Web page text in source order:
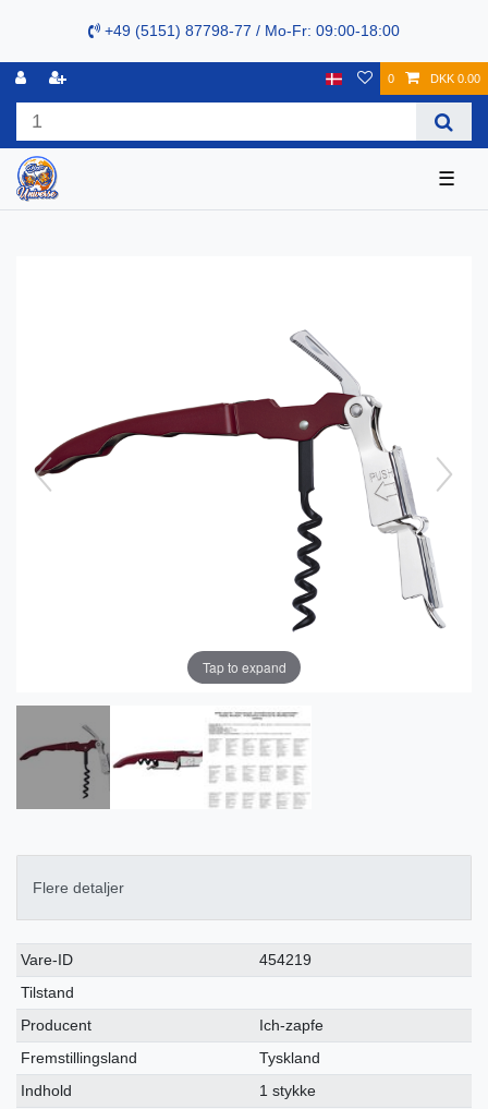
+49 (5151) 87798-77 / Mo-Fr: 09:00-18:00
0 DKK 0.00
☰
Tap to expand
Flere detaljer
Ceres::Template.singleItemTechnicalDataAttribute
Ceres::Template.singleItemTechnicalDataValue
Vare-ID
454219
Tilstand
Producent
Ich-zapfe
Fremstillingsland
Tyskland
Indhold
1 stykke